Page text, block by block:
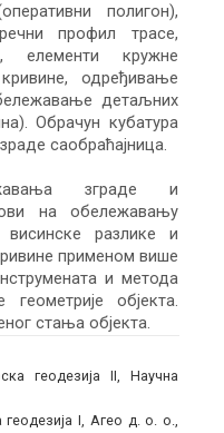
полигон),
профил трасе,
елементи кружне
одређивање
детаљних
Обрачун кубатура
саобраћајница.
зграде и
на обележавању
разлике и
применом више
и метода
објекта.
стања објекта.
геодезија II, Научна
I, Агео д. о. о.,